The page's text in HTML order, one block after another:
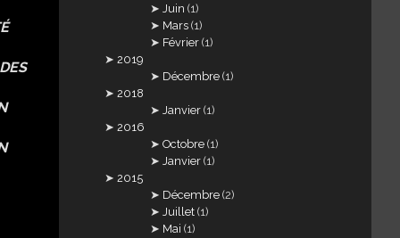
Juin (1)
Mars (1)
Février (1)
2019
Décembre (1)
2018
Janvier (1)
2016
Octobre (1)
Janvier (1)
2015
Décembre (2)
Juillet (1)
Mai (1)